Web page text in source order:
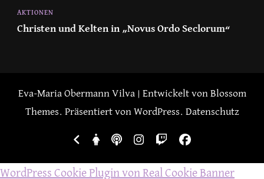
AKTIONEN
Christen und Kelten in „Novus Ordo Seclorum“
Eva-Maria ObermannVilva | Entwickelt von Blossom
Themes. Präsentiert von WordPress. Datenschutz
WordPress Cookie Plugin von Real Cookie Banner